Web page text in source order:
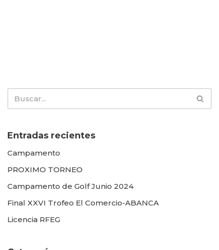
Entradas recientes
Campamento
PROXIMO TORNEO
Campamento de Golf Junio 2024
Final XXVI Trofeo El Comercio-ABANCA
Licencia RFEG